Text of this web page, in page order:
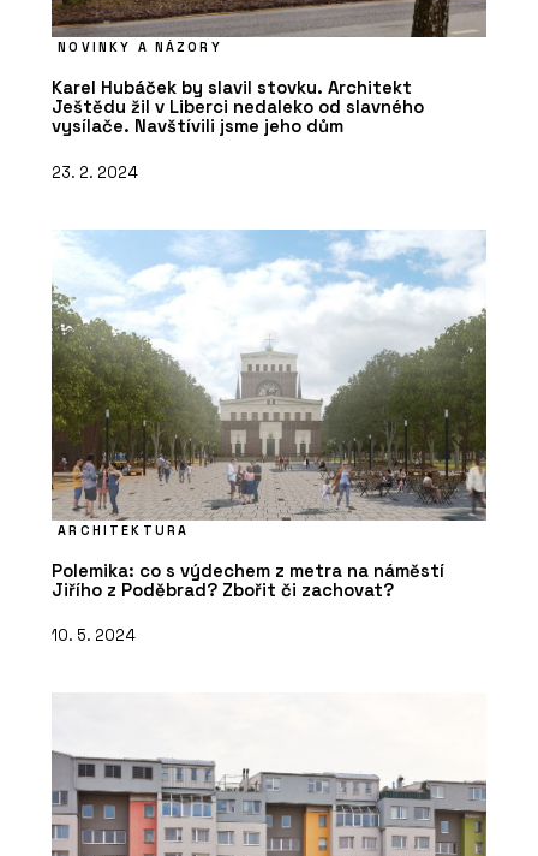
NOVINKY A NÁZORY
Karel Hubáček by slavil stovku. Architekt
Ještědu žil v Liberci nedaleko od slavného
vysílače. Navštívili jsme jeho dům
23. 2. 2024
ARCHITEKTURA
Polemika: co s výdechem z metra na náměstí
Jiřího z Poděbrad? Zbořit či zachovat?
10. 5. 2024